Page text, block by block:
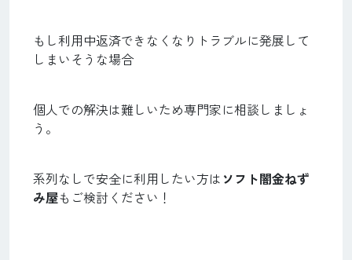
もし利用中返済できなくなりトラブルに発展して
しまいそうな場合
個人での解決は難しいため専門家に相談しましょ
う。
系列なしで安全に利用したい方は ソフト闇金ねず
み屋もご検討ください！